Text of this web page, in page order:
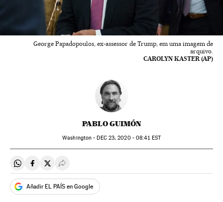
George Papadopoulos, ex-assessor de Trump, em uma imagem de
arquivo.
CAROLYN KASTER (AP)
PABLO GUIMÓN
Washington -DEC23, 2020 - 08:41EST
Compartir en Whatsapp
Compartir en Facebook
Compartir en Twitter
Desplegar Redes Sociales
Añadir EL PAÍS en Google